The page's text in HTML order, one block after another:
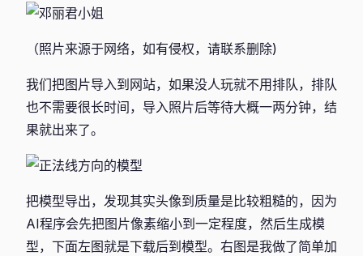
（照片来源于网络，如有侵权，请联系删除)
我们把图片导入到网站，如果没人玩就不用排队，排队
也不需要很长时间，导入照片后等待大概一两分钟，结
果就出来了。
把模型导出，发现其实头像到质量是比较粗糙的，因为
AI程序会先把图片像素缩小到一定程度，然后生成模
型，下面左图就是下载后到模型。右图是我做了简单加